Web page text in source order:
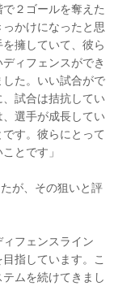
２ゴールを奪えた
かけになったと思
擁していて、彼ら
ィフェンスができ
た。いい試合がで
試合は拮抗してい
選手が成長してい
す。彼らにとって
とです」
が、その狙いと評
ィフェンスライン
指しています。こ
ムを続けてきまし